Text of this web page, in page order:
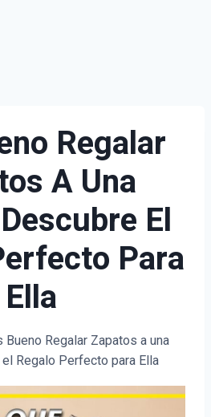
Regalar
A Una
El
Para
Ella
Bueno Regalar Zapatos a una
Regalo Perfecto para Ella